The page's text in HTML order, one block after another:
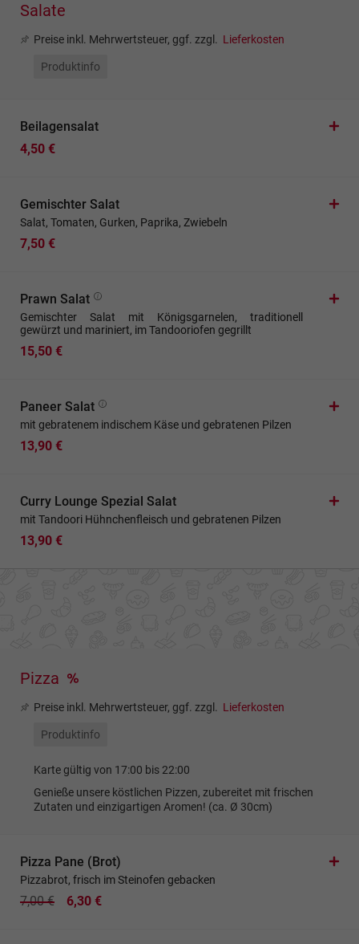
Salate
Preise inkl. Mehrwertsteuer, ggf. zzgl. Lieferkosten
Produktinfo
Beilagensalat
4,50 €
Gemischter Salat
Salat, Tomaten, Gurken, Paprika, Zwiebeln
7,50 €
Prawn Salat
Gemischter Salat mit Königsgarnelen, traditionell
gewürzt und mariniert, im Tandooriofen gegrillt
15,50 €
Paneer Salat
mit gebratenem indischem Käse und gebratenen Pilzen
13,90 €
Curry Lounge Spezial Salat
mit Tandoori Hühnchenfleisch und gebratenen Pilzen
13,90 €
Pizza
Preise inkl. Mehrwertsteuer, ggf. zzgl. Lieferkosten
Produktinfo
Karte gültig von 17:00 bis 22:00
Genieße unsere köstlichen Pizzen, zubereitet mit frischen
Zutaten und einzigartigen Aromen! (ca. Ø 30cm)
Pizza Pane (Brot)
Pizzabrot, frisch im Steinofen gebacken
7,00 € 6,30 €